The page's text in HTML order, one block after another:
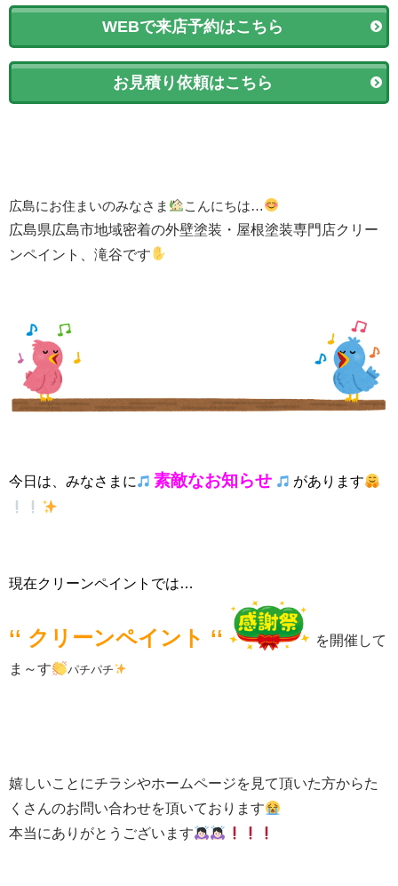
WEBで来店予約はこちら
お見積り依頼はこちら
広島にお住まいのみなさま
こんにちは…
広島県広島市地域密着の外壁塗装・屋根塗装専門店クリー
ンペイント、滝谷です
今日は、みなさまに 素敵なお知らせ があります
現在クリーンペイントでは…
‘‘ クリーンペイント ‘‘
を開催して
ま～す
パチパチ
嬉しいことにチラシやホームページを見て頂いた方からた
くさんのお問い合わせを頂いております
本当にありがとうございます